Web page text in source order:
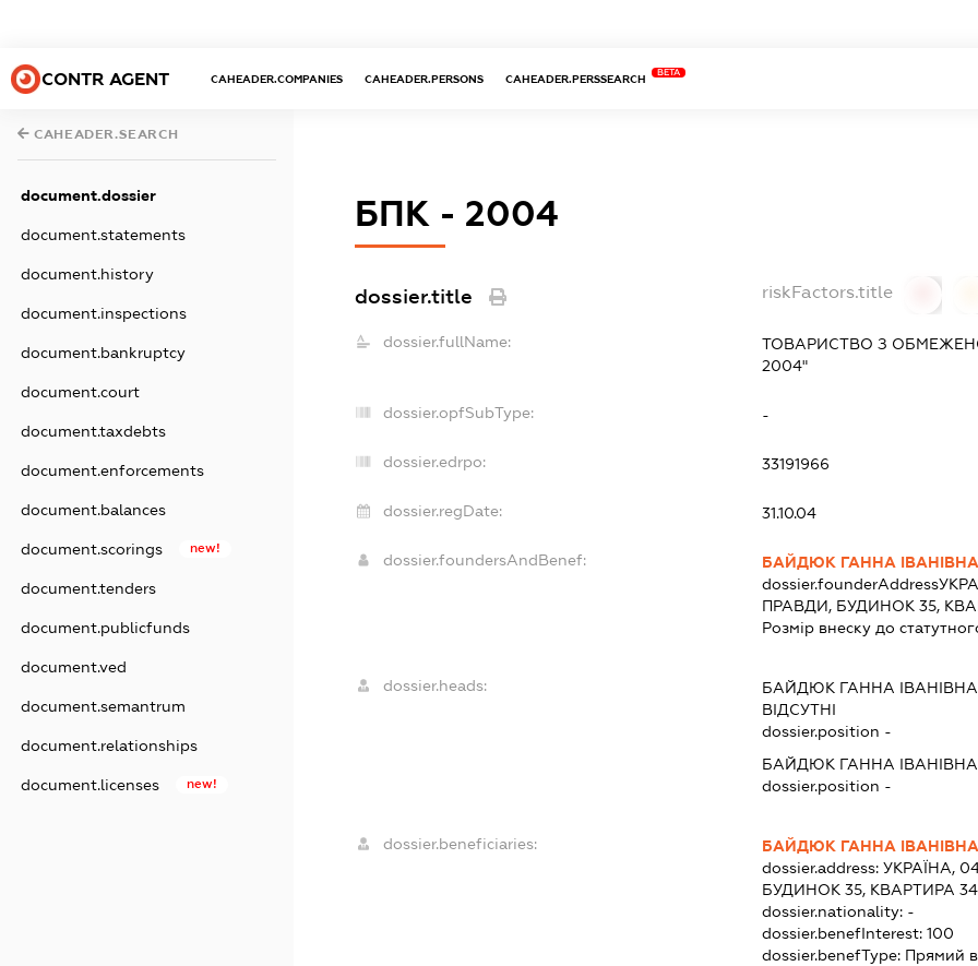
CONTR AGENT CAHEADER.COMPANIES CAHEADER.PERSONS CAHEADER.PERSSEARCH
BETA
CAHEADER.SEARCH
document.dossier
document.statements
document.history
document.inspections
document.bankruptcy
document.court
document.taxdebts
document.enforcements
document.balances
document.scorings new!
document.tenders
document.publicfunds
document.ved
document.semantrum
document.relationships
document.licenses new!
БПК - 2004
dossier.title riskFactors.title
dossier.fullName:
ТОВАРИСТВО З
2004"
dossier.opfSubType: -
dossier.edrpo: 33191966
dossier.regDate: 31.10.04
dossier.foundersAndBenef:
БАЙДЮК ГАННА ІВАНІВНА
dossier.founderAddress
ПРАВДИ, БУДИНОК 35,
Розмір внеску до
dossier.heads: БАЙДЮК ГАННА ІВАНІВНА
ВІДСУТНІ
dossier.position -
БАЙДЮК ГАННА ІВАНІВНА
dossier.position -
dossier.beneficiaries:
БАЙДЮК ГАННА ІВАНІВНА
dossier.address: УКРАЇНА,
БУДИНОК 35, КВАРТИРА 34
dossier.nationality: -
dossier.benefInterest: 100
dossier.benefType: Прямий